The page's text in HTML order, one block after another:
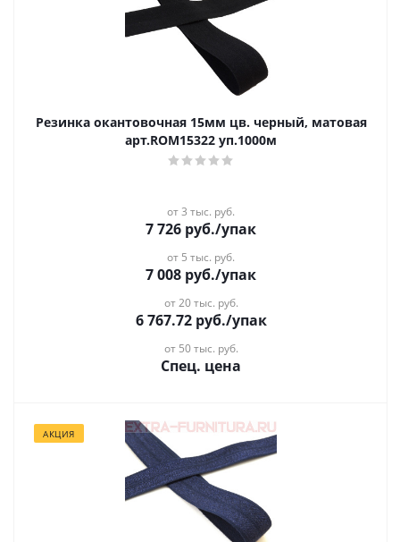
Резинка окантовочная 15мм цв. черный, матовая
арт.ROM15322 уп.1000м
от 3 тыс. руб.
7 726 руб./упак
от 5 тыс. руб.
7 008 руб./упак
от 20 тыс. руб.
6 767.72руб./упак
от 50 тыс. руб.
Спец. цена
АКЦИЯ